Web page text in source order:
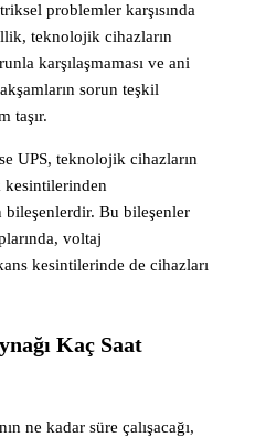
problemler karşısında
teknolojik cihazların
karşılaşmaması ve ani
sorun teşkil
taşır.
UPS, teknolojik cihazların
kesintilerinden
bileşenlerdir. Bu bileşenler
voltaj
kesintilerinde de cihazları
Kaç Saat
ne kadar süre çalışacağı,